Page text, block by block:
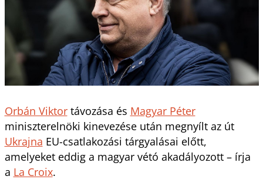
Orbán Viktortávozása és Magyar Péter
miniszterelnöki kinevezése után megnyílt az út
Ukrajna EU-csatlakozási tárgyalásai előtt,
amelyeket eddig a magyar vétó akadályozott – írja
a La Croix.